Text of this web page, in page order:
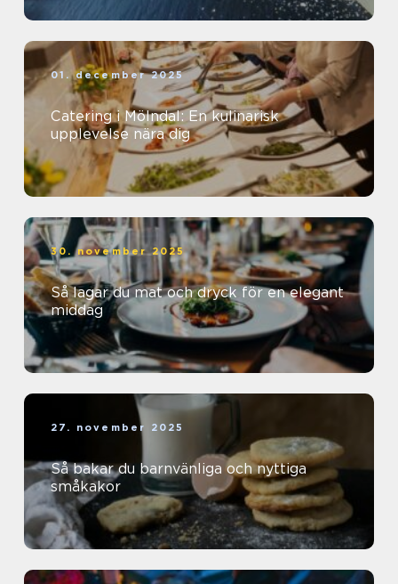
01. december 2025
Catering i Mölndal: En kulinarisk
upplevelse nära dig
30. november 2025
Så lagar du mat och dryck för en elegant
middag
27. november 2025
Så bakar du barnvänliga och nyttiga
småkakor